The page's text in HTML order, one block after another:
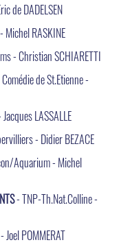
de DADELSEN
Michel RASKINE
- Christian SCHIARETTI
de St.Etienne -
LASSALLE
- Didier BEZACE
Aquarium - Michel
- TNP-Th.Nat.Colline -
POMMERAT